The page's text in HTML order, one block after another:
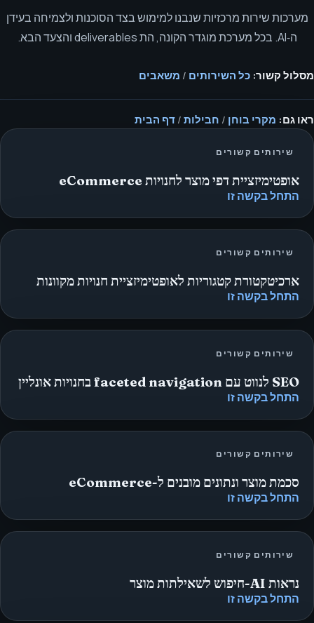
מערכות שירות מרכזיות שנבנו למימוש בצד הסוכנות ולצמיחה בעידן
ה‑AI. בכל מערכת מוגדר הקונה, הת deliverables והצעד הבא.
מסלול קשור: כל השירותים / משאבים
ראו גם: מקרי בוחן / חבילות / דף הבית
שירותים קשורים
אופטימיזציית דפי מוצר לחנויות eCommerce
התחל בקשה זו
שירותים קשורים
ארכיטקטורת קטגוריות לאופטימיזציית חנויות מקוונות
התחל בקשה זו
שירותים קשורים
SEO לנווט עם faceted navigation בחנויות אונליין
התחל בקשה זו
שירותים קשורים
סכמת מוצר ונתונים מובנים ל-eCommerce
התחל בקשה זו
שירותים קשורים
נראות AI-חיפוש לשאילתות מוצר
התחל בקשה זו